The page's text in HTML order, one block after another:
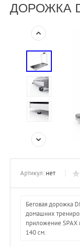
ДОРОЖКА
Артикул: нет
Беговая дорожка
домашних
приложение SPAX
140 см.